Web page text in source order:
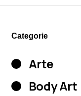
Categorie
Arte
Body Art